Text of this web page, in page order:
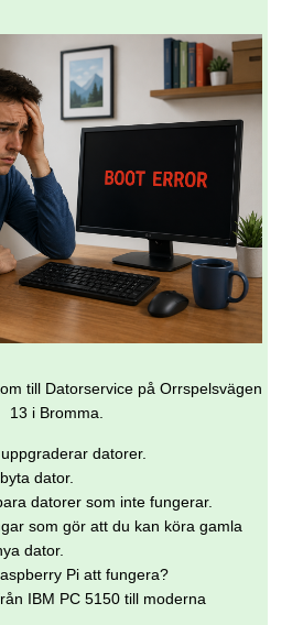
till Datorservice på Orrspelsvägen
13 i Bromma.
datorer.
dator.
datorer som inte fungerar.
som gör att du kan köra gamla
dator.
Pi att fungera?
IBM PC 5150 till moderna